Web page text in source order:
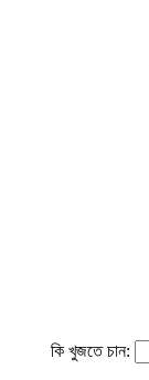
কি খুজতে চান: